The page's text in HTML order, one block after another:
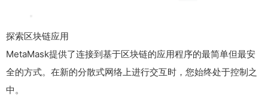
探索区块链应用
MetaMask提供了连接到基于区块链的应用程序的最简单但最安
全的方式。在新的分散式网络上进行交互时，您始终处于控制之
中。